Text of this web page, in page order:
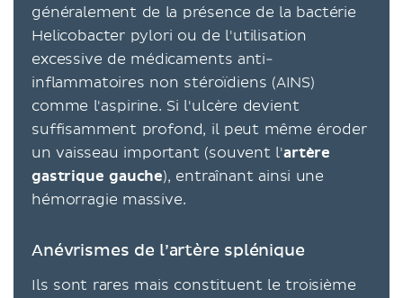
généralement de la présence de la bactérie
Helicobacter pylori ou de l'utilisation
excessive de médicaments anti-
inflammatoires non stéroïdiens (AINS)
comme l'aspirine. Si l'ulcère devient
suffisamment profond, il peut même éroder
un vaisseau important (souvent l'artère
gastrique gauche), entraînant ainsi une
hémorragie massive.
Anévrismes de l’artère splénique
Ils sont rares mais constituent le troisième